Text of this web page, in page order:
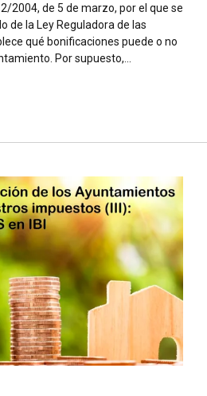
2004, de 5 de marzo, por el que se
de la Ley Reguladora de las
qué bonificaciones puede o no
Por supuesto,...